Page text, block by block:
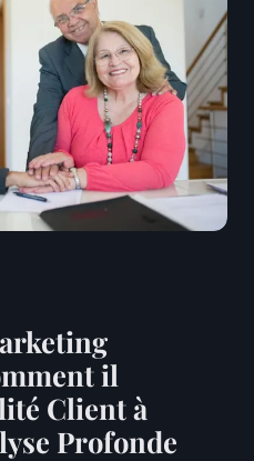
il
Client à
Profonde